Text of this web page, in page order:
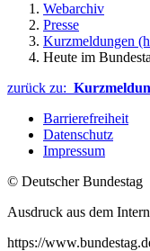
Webarchiv
Presse
Kurzmeldungen
Heute im
zurück zu:
Barrierefreiheit
Datenschutz
Impressum
© Deutscher Bundestag
Ausdruck aus dem
https://